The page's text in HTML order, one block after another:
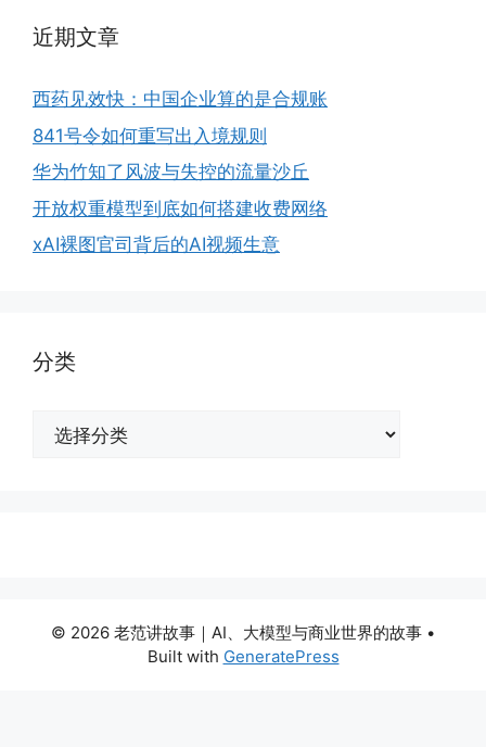
近期文章
西药见效快：中国企业算的是合规账
841号令如何重写出入境规则
华为竹知了风波与失控的流量沙丘
开放权重模型到底如何搭建收费网络
xAI裸图官司背后的AI视频生意
分类
© 2026 老范讲故事｜AI、大模型与商业世界的故事 •
Built with GeneratePress